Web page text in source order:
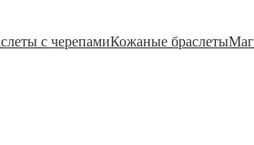
с черепамиКожаные браслеты